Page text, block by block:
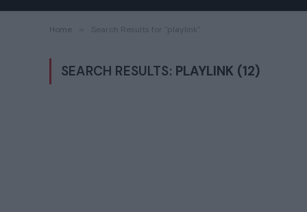
Home Search Results for "playlink"
SEARCH RESULTS: PLAYLINK (12)